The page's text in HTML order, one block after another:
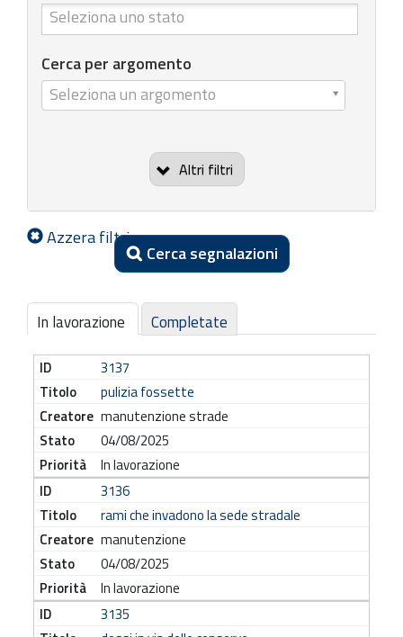
Cerca per stato
Cerca per argomento
Seleziona un argomento
e
p
e
r
g
o
m
e
n
t
o
Altri filtri
Azzera filtri
Cerca segnalazioni
In lavorazione Completate
3137
pulizia fossette
manutenzione strade
04/08/2025
In lavorazione
3136
rami che invadono la sede stradale
manutenzione
04/08/2025
In lavorazione
3135